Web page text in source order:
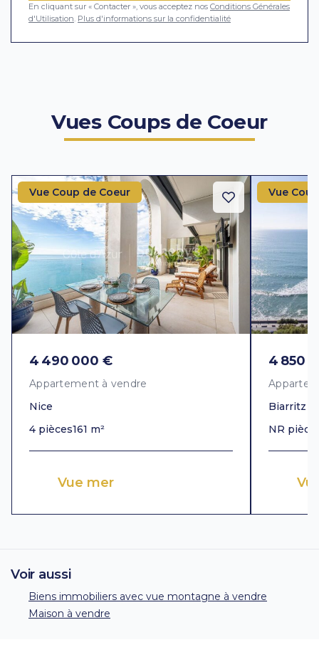
En cliquant sur « Contacter », vous acceptez nos Conditions Générales
d'Utilisation Plus d'informations sur la confidentialité
Vues Coups de Coeur
Vue Coup de Coeur
4 490 000 €
Appartement à vendre
Nice
4 pièces161 m²
Vue mer
Vue
4 850
Biarritz
NR pièce
Voir aussi
Biens immobiliers avec vue montagne à vendre
Maison à vendre